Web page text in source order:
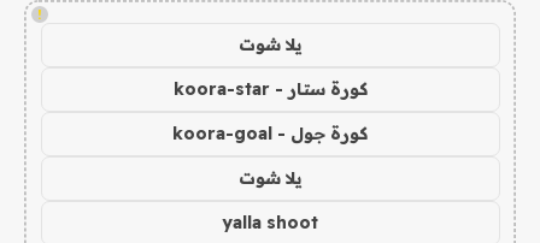
!
يلا شوت
كورة ستار - koora-star
كورة جول - koora-goal
يلا شوت
yalla shoot